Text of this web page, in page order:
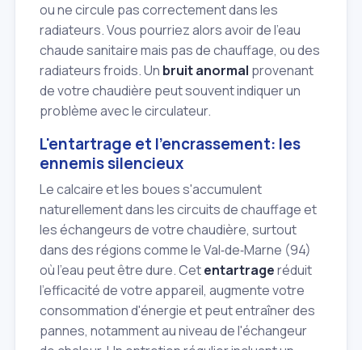
ou ne circule pas correctement dans les
radiateurs. Vous pourriez alors avoir de l'eau
chaude sanitaire mais pas de chauffage, ou des
radiateurs froids. Un bruit anormal provenant
de votre chaudière peut souvent indiquer un
problème avec le circulateur.
L'entartrage et l'encrassement: les
ennemis silencieux
Le calcaire et les boues s'accumulent
naturellement dans les circuits de chauffage et
les échangeurs de votre chaudière, surtout
dans des régions comme le Val‑de‑Marne (94)
où l'eau peut être dure. Cetentartrageréduit
l'efficacité de votre appareil, augmente votre
consommation d'énergie et peut entraîner des
pannes, notamment au niveau de l'échangeur